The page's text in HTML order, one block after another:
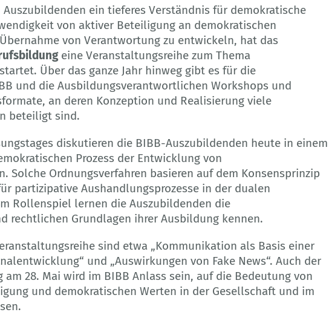
ein tieferes Verständnis für demokratische
von aktiver Beteiligung an demokratischen
von Verantwortung zu entwickeln, hat das
eine Veranstaltungsreihe zum Thema
Über das ganze Jahr hinweg gibt es für die
und die Ausbildungsverantwortlichen Workshops und
an deren Konzeption und Realisierung viele
beteiligt sind.
diskutieren die BIBB-Auszubildenden heute in einem
Prozess der Entwicklung von
Solche Ordnungsverfahren basieren auf dem Konsensprinzip
partizipative Aushandlungsprozesse in der dualen
Rollenspiel lernen die Auszubildenden die
rechtlichen Grundlagen ihrer Ausbildung kennen.
sind etwa „Kommunikation als Basis einer
und „Auswirkungen von Fake News“. Auch der
am 28. Mai wird im BIBB Anlass sein, auf die Bedeutung von
und demokratischen Werten in der Gesellschaft und im